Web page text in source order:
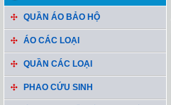
QUẦN ÁO BẢO HỘ
ÁO CÁC LOẠI
QUẦN CÁC LOẠI
PHAO CỨU SINH